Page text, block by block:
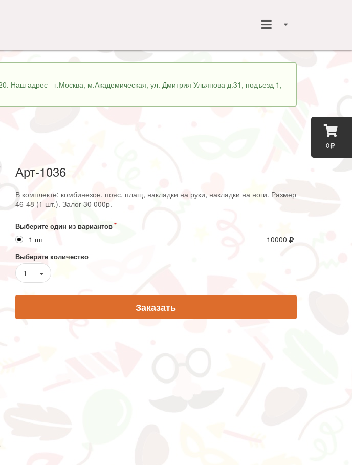
0
Наш адрес - г.Москва, м.Академическая, ул. Дмитрия Ульянова д.31, подъезд 1,
Арт-1036
В комплекте: комбинезон, пояс, плащ, накладки на руки, накладки на ноги. Размер
46-48 (1 шт.). Залог 30 000р.
Выберите один из вариантов
1 шт 10000
Выберите количество
1
Заказать